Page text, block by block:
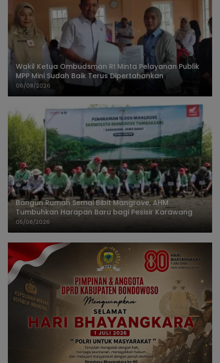
Wakil Ketua Ombudsman RI Minta Pelayanan Publik
MPP Mini Sudah Baik Terus Dipertahankan
06/08/2026
Bangun Rumah Semai Bibit Mangrove, AHM
Tumbuhkan Harapan Baru bagi Pesisir Karawang
05/08/2026